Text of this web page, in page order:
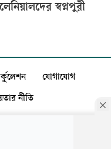
স্বপ্নপুরী
যোগাযোগ
নীতি